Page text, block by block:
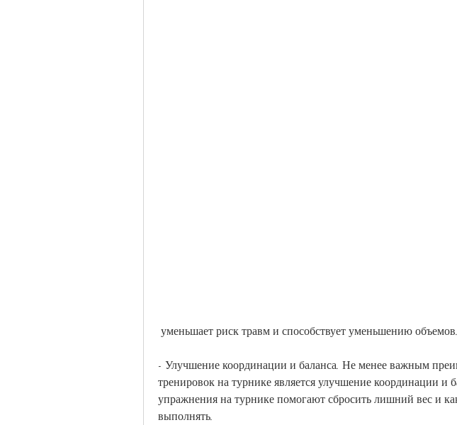
уменьшает риск травм и способствует уменьшению объемов.
- Улучшение координации и баланса. Не менее важным
тренировок на турнике является улучшение координации и
упражнения на турнике помогают сбросить лишний вес и
выполнять.